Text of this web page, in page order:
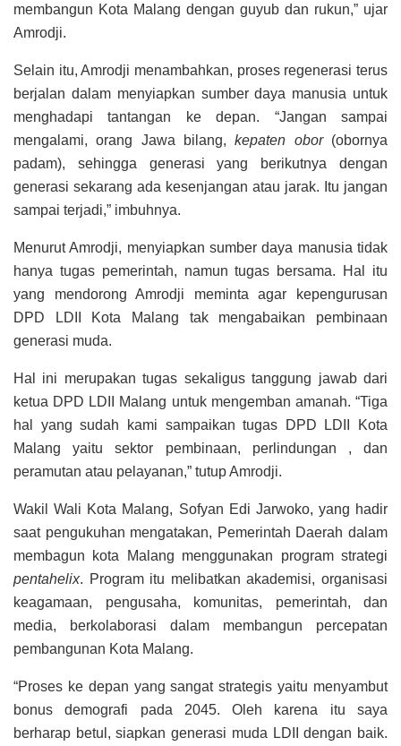
membangun Kota Malang dengan guyub dan rukun,” ujar
Amrodji.
Selain itu, Amrodji menambahkan, proses regenerasi terus
berjalan dalam menyiapkan sumber daya manusia untuk
menghadapi tantangan ke depan. “Jangan sampai
mengalami, orang Jawa bilang,kepaten obor(obornya
padam), sehingga generasi yang berikutnya dengan
generasi sekarang ada kesenjangan atau jarak. Itu jangan
sampai terjadi,” imbuhnya.
Menurut Amrodji, menyiapkan sumber daya manusia tidak
hanya tugas pemerintah, namun tugas bersama. Hal itu
yang mendorong Amrodji meminta agar kepengurusan
DPD LDII Kota Malang tak mengabaikan pembinaan
generasi muda.
Hal ini merupakan tugas sekaligus tanggung jawab dari
ketua DPD LDII Malang untuk mengemban amanah. “Tiga
hal yang sudah kami sampaikan tugas DPD LDII Kota
Malang yaitu sektor pembinaan, perlindungan , dan
peramutan atau pelayanan,” tutup Amrodji.
Wakil Wali Kota Malang, Sofyan Edi Jarwoko, yang hadir
saat pengukuhan mengatakan, Pemerintah Daerah dalam
membagun kota Malang menggunakan program strategi
pentahelix. Program itu melibatkan akademisi, organisasi
keagamaan, pengusaha, komunitas, pemerintah, dan
media, berkolaborasi dalam membangun percepatan
pembangunan Kota Malang.
“Proses ke depan yang sangat strategis yaitu menyambut
bonus demografi pada 2045. Oleh karena itu saya
berharap betul, siapkan generasi muda LDII dengan baik.